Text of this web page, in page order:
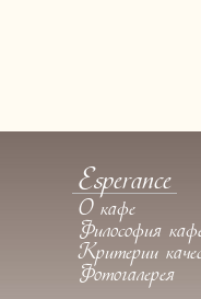
Esperance
О кафе
Философия
Критерии
Фотогалерея